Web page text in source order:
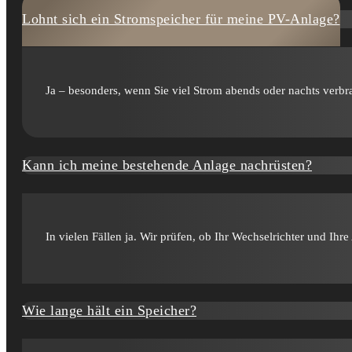
Lohnt sich ein Strom­speicher für meine PV-Anlage?
Ja – besonders, wenn Sie viel Strom abends oder nachts
Kann ich meine bestehende Anlage nachrüsten?
In vielen Fällen ja. Wir prüfen, ob Ihr Wechsel­richter und
Wie lange hält ein Speicher?